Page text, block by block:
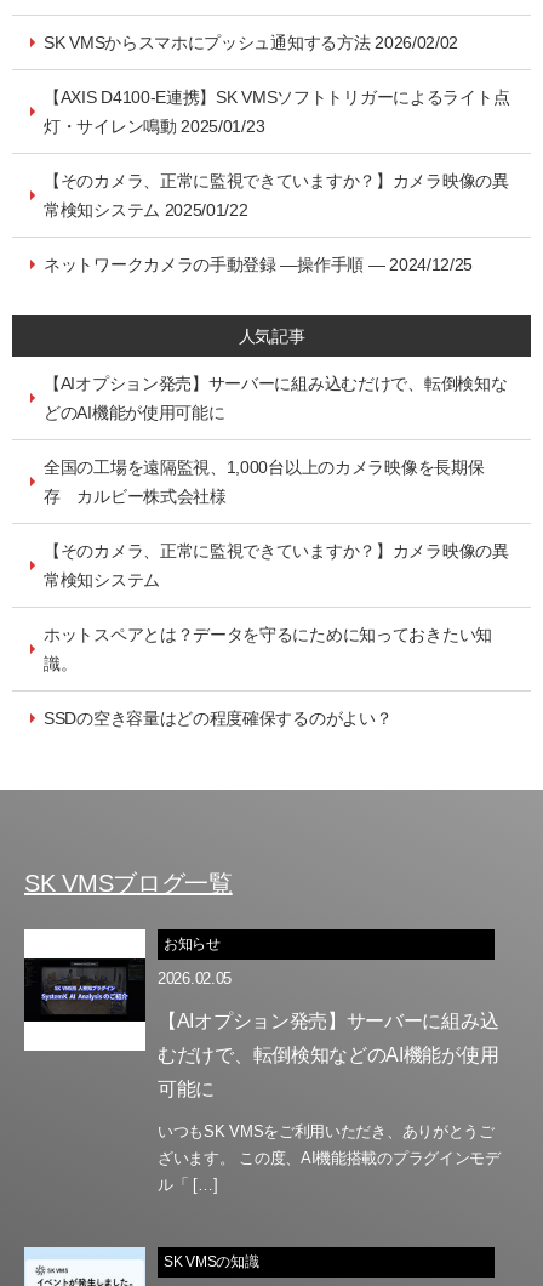
SK VMSからスマホにプッシュ通知する方法 2026/02/02
【AXIS D4100-E連携】SK VMSソフトトリガーによるライト点
灯・サイレン鳴動 2025/01/23
【そのカメラ、正常に監視できていますか？】カメラ映像の異
常検知システム 2025/01/22
ネットワークカメラの手動登録 ―操作手順 ― 2024/12/25
人気記事
【AIオプション発売】サーバーに組み込むだけで、転倒検知な
どのAI機能が使用可能に
全国の工場を遠隔監視、1,000台以上のカメラ映像を長期保
存 カルビー株式会社様
【そのカメラ、正常に監視できていますか？】カメラ映像の異
常検知システム
ホットスペアとは？データを守るにために知っておきたい知
識。
SSDの空き容量はどの程度確保するのがよい？
SK VMSブログ一覧
お知らせ
2026.02.05
【AIオプション発売】サーバーに組み込
むだけで、転倒検知などのAI機能が使用
可能に
いつもSK VMSをご利用いただき、ありがとうご
ざいます。 この度、AI機能搭載のプラグインモデ
ル「 […]
SK VMSの知識